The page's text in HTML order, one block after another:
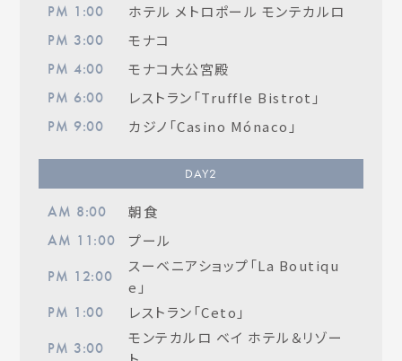
PM 1:00 ホテル メトロポール モンテカルロ
PM 3:00 モナコ
PM 4:00 モナコ大公宮殿
PM 6:00 レストラン「Truffle Bistrot」
PM 9:00 カジノ「Casino Mónaco」
DAY2
AM 8:00 朝食
AM 11:00 プール
PM 12:00
スーベニアショップ「La Boutiqu
e」
PM 1:00 レストラン「Ceto」
PM 3:00
モンテカルロ ベイ ホテル＆リゾー